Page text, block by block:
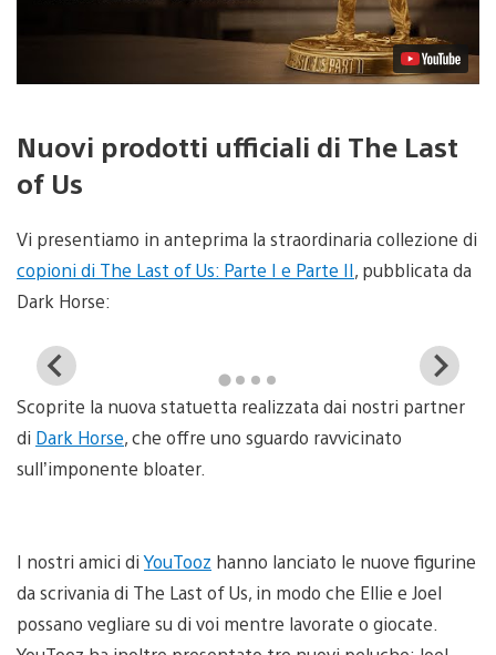
Nuovi prodotti ufficiali di The Last
of Us
Vi presentiamo in anteprima la straordinaria collezione di
copioni di The Last of Us: Parte I e Parte II, pubblicata da
Dark Horse:
View
and
download
image
Scoprite la nuova statuetta realizzata dai nostri partner
di Dark Horse, che offre uno sguardo ravvicinato
sull’imponente bloater.
I nostri amici diYouTooz hanno lanciato le nuove figurine
da scrivania di The Last of Us, in modo che Ellie e Joel
possano vegliare su di voi mentre lavorate o giocate.